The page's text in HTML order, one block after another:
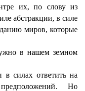
их, по слову из
абстракции, в силе
миров, которые
в нашем земном
силах ответить на
Но